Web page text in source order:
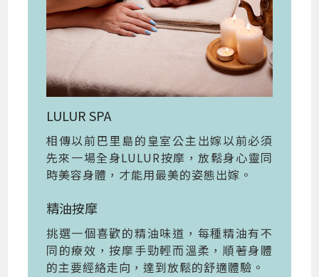
LULUR SPA
相傳以前巴里島的皇室公主出嫁以前必須
先來一場全身LULUR按摩，放鬆身心靈同
時美容身體，才能用最美的姿態出嫁。
精油按摩
挑選一個喜歡的精油味道，每種精油有不
同的療效，按摩手勁輕而溫柔，順著身體
的主要經絡走向，達到放鬆的舒適體驗。